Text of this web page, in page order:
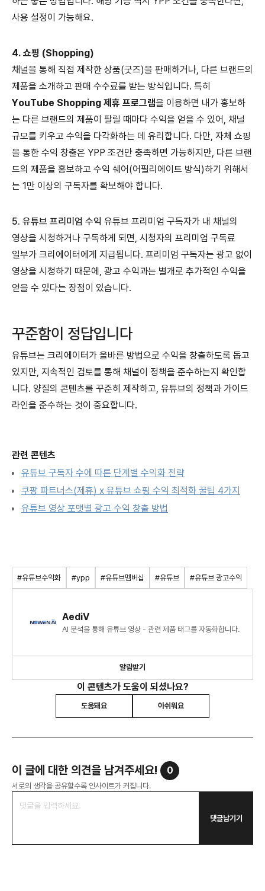
사용 설정이 가능해요.
4. 쇼핑 (Shopping)
채널을 통해 직접 제작한 상품(굿즈)을 판매하거나, 다른 브랜드의
제품을 소개하고 판매 수수료를 받는 방식입니다. 특히
YouTube Shopping 제휴 프로그램을 이용하면 내가 홍보하
는 다른 브랜드의 제품이 팔릴 때마다 수익을 얻을 수 있어, 채널
규모를 키우고 수익을 다각화하는 데 유리합니다. 다만, 자체 쇼핑
을 통한 수익 창출은 YPP 조건만 충족하면 가능하지만, 다른 브랜
드의 제품을 홍보하고 수익 쉐어(어필리에이트 방식)하기 위해서
는 1만 이상의 구독자를 확보해야 합니다.
5. 유튜브 프리미엄 수익 유튜브 프리미엄 구독자가 내 채널의
영상을 시청하거나 구독하게 되면, 시청자의 프리미엄 구독료
일부가 크리에이터에게 지급됩니다. 프리미엄 구독자는 광고 없이
영상을 시청하기 때문에, 광고 수익과는 별개로 추가적인 수익을
얻을 수 있다는 장점이 있습니다.
꾸준함이 정답입니다
유튜브는 크리에이터가 올바른 방법으로 수익을 창출하도록 돕고
있지만, 지속적인 검토를 통해 채널이 정책을 준수하는지 확인합
니다. 양질의 콘텐츠를 꾸준히 제작하고, 유튜브의 정책과 가이드
라인을 준수하는 것이 중요합니다.
관련 콘텐츠
유튜브 구독자 수에 따른 단계별 수익화 전략
쿠팡 파트너스(제휴) x 유튜브 쇼핑 수익 최적화 꿀팁 4가지
유튜브 영상 포맷별 광고 수익 창출 방법
#유튜브수익화 #ypp #유튜브멤버십 #유튜브 #유튜브 광고수익
AediV
AI 분석을 통해 유튜브 영상 - 관련 제품 태그를 자동화합니다.
알림받기
이 콘텐츠가 도움이 되셨나요?
도움돼요 아쉬워요
이 글에 대한 의견을 남겨주세요! 0
서로의 생각을 공유할수록 인사이트가 커집니다.
댓글남기기